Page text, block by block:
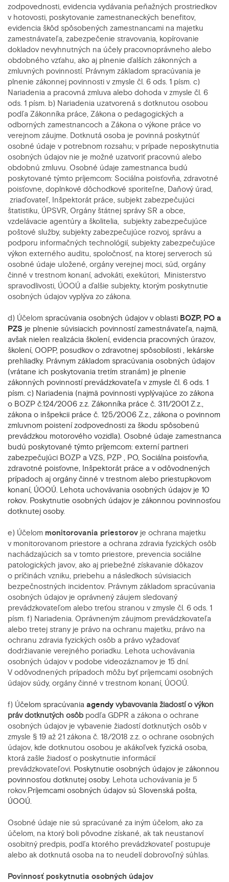
zodpovednosti, evidencia vydávania peňažných prostriedkov
v hotovosti, poskytovanie zamestnaneckých benefitov,
evidencia škôd spôsobených zamestnancami na majetku
zamestnávateľa, zabezpečenie stravovania, kopírovanie
dokladov nevyhnutných na účely pracovnoprávneho alebo
obdobného vzťahu, ako aj plnenie ďalších zákonných a
zmluvných povinností. Právnym základom spracúvania je
plnenie zákonnej povinnosti v zmysle čl. 6 ods. 1 písm. c)
Nariadenia a pracovná zmluva alebo dohoda v zmysle čl. 6
ods. 1 písm. b) Nariadenia uzatvorená s dotknutou osobou
podľa Zákonníka práce, Zákona o pedagogických a
odborných zamestnancoch a Zákona o výkone práce vo
verejnom záujme. Dotknutá osoba je povinná poskytnúť
osobné údaje v potrebnom rozsahu; v prípade neposkytnutia
osobných údajov nie je možné uzatvoriť pracovnú alebo
obdobnú zmluvu. Osobné údaje zamestnanca budú
poskytované týmto príjemcom: Sociálna poisťovňa, zdravotné
poisťovne, doplnkové dôchodkové sporiteľne, Daňový úrad,
zriaďovateľ, Inšpektorát práce, subjekt zabezpečujúci
štatistiku, ÚPSVR, Orgány štátnej správy SR a obce,
vzdelávacie agentúry a školitelia, subjekty zabezpečujúce
poštové služby, subjekty zabezpečujúce rozvoj, správu a
podporu informačných technológií, subjekty zabezpečujúce
výkon externého auditu, spoločnosť, na ktorej serveroch sú
osobné údaje uložené, orgány verejnej moci, súd, orgány
činné v trestnom konaní, advokáti, exekútori, Ministerstvo
spravodlivosti, ÚOOÚ a ďalšie subjekty, ktorým poskytnutie
osobných údajov vyplýva zo zákona.
d) Účelom spracúvania osobných údajov v oblasti BOZP, PO a
PZS je plnenie súvisiacich povinností zamestnávateľa, najmä,
avšak nielen realizácia školení, evidencia pracovných úrazov,
školení, OOPP, posudkov o zdravotnej spôsobilosti , lekárske
prehliadky. Právnym základom spracúvania osobných údajov
(vrátane ich poskytovania tretím stranám) je plnenie
zákonných povinností prevádzkovateľa v zmysle čl. 6 ods. 1
písm. c) Nariadenia (najmä povinnosti vyplývajúce zo zákona
o BOZP č.124/2006 z.z. Zákonníka práce č. 311/2001 Z.z.,
zákona o inšpekcii práce č. 125/2006 Z.z., zákona o povinnom
zmluvnom poistení zodpovednosti za škodu spôsobenú
prevádzkou motorového vozidla). Osobné údaje zamestnanca
budú poskytované týmto príjemcom: externí partneri
zabezpečujúci BOZP a VZS, PZP , PO, Sociálna poisťovňa,
zdravotné poisťovne, Inšpektorát práce a v odôvodnených
prípadoch aj orgány činné v trestnom alebo priestupkovom
konaní, ÚOOÚ. Lehota uchovávania osobných údajov je 10
rokov. Poskytnutie osobných údajov je zákonnou povinnosťou
dotknutej osoby.
e) Účelom monitorovania priestorov je ochrana majetku
v monitorovanom priestore a ochrana zdravia fyzických osôb
nachádzajúcich sa v tomto priestore, prevencia sociálne
patologických javov, ako aj priebežné získavanie dôkazov
o príčinách vzniku, priebehu a následkoch súvisiacich
bezpečnostných incidentov. Právnym základom spracúvania
osobných údajov je oprávnený záujem sledovaný
prevádzkovateľom alebo treťou stranou v zmysle čl. 6 ods. 1
písm. f) Nariadenia. Oprávneným záujmom prevádzkovateľa
alebo tretej strany je právo na ochranu majetku, právo na
ochranu zdravia fyzických osôb a právo vyžadovať
dodržiavanie verejného poriadku. Lehota uchovávania
osobných údajov v podobe videozáznamov je 15 dní.
V odôvodnených prípadoch môžu byť príjemcami osobných
údajov súdy, orgány činné v trestnom konaní, ÚOOÚ.
f) Účelom spracúvania agendy vybavovania žiadostí o výkon
práv dotknutých osôb podľa GDPR a zákona o ochrane
osobných údajov je vybavenie žiadostí dotknutých osôb v
zmysle § 19 až 21 zákona č. 18/2018 z.z. o ochrane osobných
údajov, kde dotknutou osobou je akákoľvek fyzická osoba,
ktorá zašle žiadosť o poskytnutie informácií
prevádzkovateľovi. Poskytnutie osobných údajov je zákonnou
povinnosťou dotknutej osoby. Lehota uchovávania je 5
rokov.Príjemcami osobných údajov sú Slovenská pošta,
ÚOOÚ.
Osobné údaje nie sú spracúvané za iným účelom, ako za
účelom, na ktorý boli pôvodne získané, ak tak neustanoví
osobitný predpis, podľa ktorého prevádzkovateľ postupuje
alebo ak dotknutá osoba na to neudelí dobrovoľný súhlas.
Povinnosť poskytnutia osobných údajov